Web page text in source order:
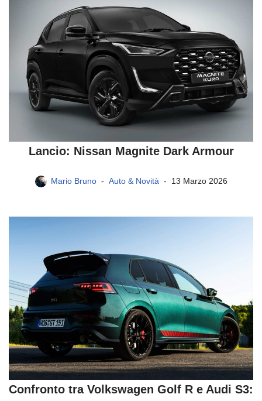
Lancio: Nissan Magnite Dark Armour
Mario Bruno Auto & Novità 13 Marzo 2026
Confronto tra Volkswagen Golf R e Audi S3: